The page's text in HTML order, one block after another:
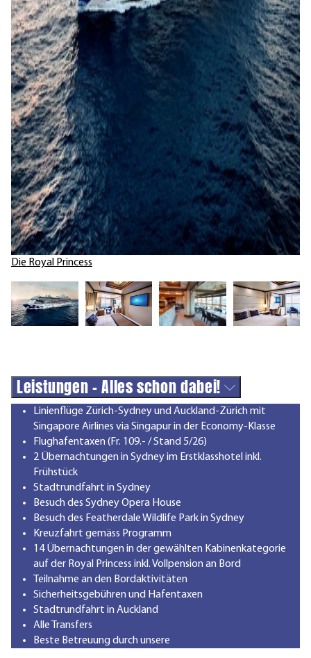
Die Royal Princess
Leistungen - Alles schon dabei!
Linienflüge Zürich-Sydney und Auckland-Zürich mit
Singapore Airlines via Singapur in der Economy-Klasse
Flughafentaxen (Fr. 109.- / Stand 5/26)
2 Übernachtungen in Sydney im Erstklasshotel inkl.
Frühstück
Stadtrundfahrt in Sydney
Besuch des Sydney Opera House
Besuch des Featherdale Wildlife Park in Sydney
Kreuzfahrt gemäss Programm
14 Übernachtungen in der gewählten Kabinenkategorie
auf der Royal Princess inkl. Vollpension an Bord
Teilnahme an den Bordaktivitäten
Sicherheitsgebühren und Hafentaxen
Stadtrundfahrt in Auckland
Alle Transfers
Beste Betreuung durch unsere